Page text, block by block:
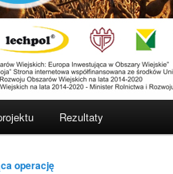
Rezultaty
operację